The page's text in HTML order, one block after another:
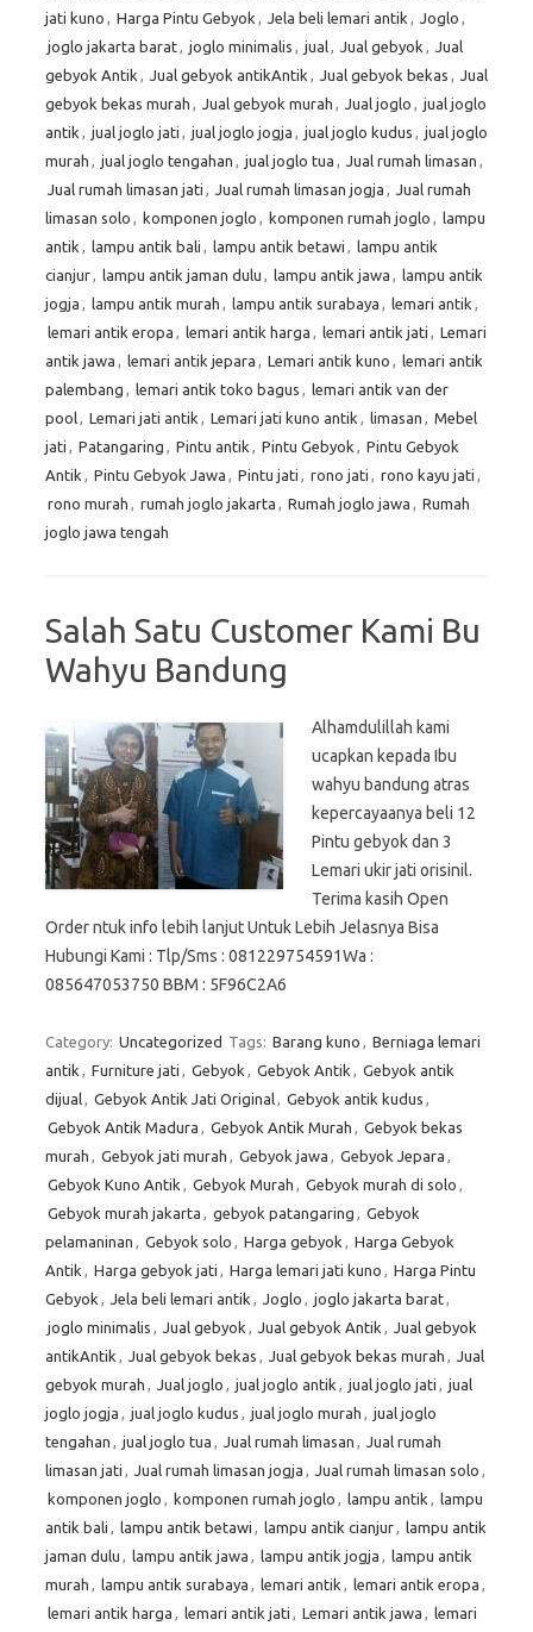
jati kuno , Harga Pintu Gebyok , Jela beli lemari antik , Joglo ,
joglo jakarta barat, joglo minimalis , jual, Jual gebyok , Jual
gebyok Antik , Jual gebyok antikAntik , Jual gebyok bekas , Jual
gebyok bekas murah , Jual gebyok murah , Jual joglo , jual joglo
antik , jual joglo jati , jual joglo jogja , jual joglo kudus , jual joglo
murah , jual joglo tengahan , jual joglo tua , Jual rumah limasan ,
Jual rumah limasan jati , Jual rumah limasan jogja , Jual rumah
limasan solo , komponen joglo , komponen rumah joglo , lampu
antik , lampu antik bali , lampu antik betawi , lampu antik
cianjur, lampu antik jaman dulu , lampu antik jawa , lampu antik
jogja , lampu antik murah , lampu antik surabaya , lemari antik ,
lemari antik eropa , lemari antik harga , lemari antik jati , Lemari
antik jawa , lemari antik jepara , Lemari antik kuno , lemari antik
palembang , lemari antik toko bagus , lemari antik van der
pool, Lemari jati antik , Lemari jati kuno antik , limasan , Mebel
jati , Patangaring , Pintu antik , Pintu Gebyok , Pintu Gebyok
Antik , Pintu Gebyok Jawa , Pintu jati , rono jati , rono kayu jati ,
rono murah , rumah joglo jakarta , Rumah joglo jawa , Rumah
joglo jawa tengah
Salah Satu Customer Kami Bu
Wahyu Bandung
Alhamdulillah kami
ucapkan kepada Ibu
wahyu bandung atras
kepercayaanya beli 12
Pintu gebyok dan 3
Lemari ukir jati orisinil.
Terima kasih Open
Order ntuk info lebih lanjut Untuk Lebih Jelasnya Bisa
Hubungi Kami : Tlp/Sms : 081229754591Wa :
085647053750 BBM : 5F96C2A6
Category: Uncategorized Tags: Barang kuno , Berniaga lemari
antik , Furniture jati , Gebyok , Gebyok Antik , Gebyok antik
dijual, Gebyok Antik Jati Original, Gebyok antik kudus ,
Gebyok Antik Madura , Gebyok Antik Murah , Gebyok bekas
murah , Gebyok jati murah , Gebyok jawa , Gebyok Jepara ,
Gebyok Kuno Antik , Gebyok Murah , Gebyok murah di solo ,
Gebyok murah jakarta , gebyok patangaring , Gebyok
pelamaninan , Gebyok solo , Harga gebyok , Harga Gebyok
Antik , Harga gebyok jati , Harga lemari jati kuno , Harga Pintu
Gebyok , Jela beli lemari antik , Joglo , joglo jakarta barat,
joglo minimalis , Jual gebyok , Jual gebyok Antik , Jual gebyok
antikAntik , Jual gebyok bekas , Jual gebyok bekas murah , Jual
gebyok murah , Jual joglo , jual joglo antik , jual joglo jati , jual
joglo jogja , jual joglo kudus , jual joglo murah , jual joglo
tengahan , jual joglo tua , Jual rumah limasan , Jual rumah
limasan jati , Jual rumah limasan jogja , Jual rumah limasan solo ,
komponen joglo , komponen rumah joglo , lampu antik , lampu
antik bali , lampu antik betawi , lampu antik cianjur, lampu antik
jaman dulu , lampu antik jawa , lampu antik jogja , lampu antik
murah , lampu antik surabaya , lemari antik , lemari antik eropa ,
lemari antik harga , lemari antik jati , Lemari antik jawa , lemari